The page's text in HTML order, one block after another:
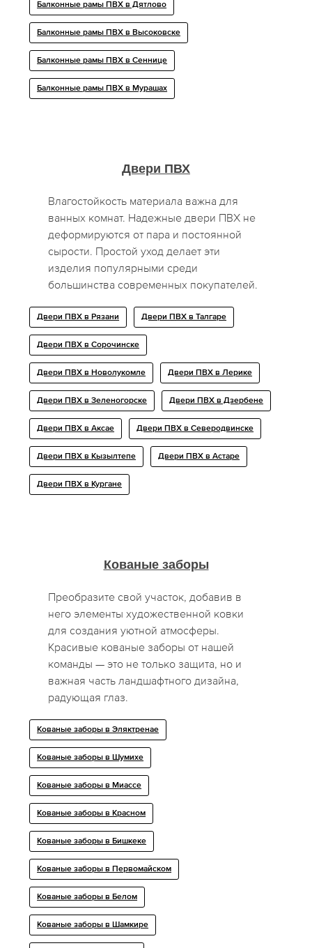
Балконные рамы ПВХ в Дятлово
Балконные рамы ПВХ в Высоковске
Балконные рамы ПВХ в Сеннице
Балконные рамы ПВХ в Мурашах
Двери ПВХ
Влагостойкость материала важна для
ванных комнат. Надежные двери ПВХ не
деформируются от пара и постоянной
сырости. Простой уход делает эти
изделия популярными среди
большинства современных покупателей.
Двери ПВХ в Рязани Двери ПВХ в Талгаре
Двери ПВХ в Сорочинске
Двери ПВХ в Новолукомле Двери ПВХ в Лерике
Двери ПВХ в Зеленогорске Двери ПВХ в Дзербене
Двери ПВХ в Аксае Двери ПВХ в Северодвинске
Двери ПВХ в Кызылтепе Двери ПВХ в Астаре
Двери ПВХ в Кургане
Кованые заборы
Преобразите свой участок, добавив в
него элементы художественной ковки
для создания уютной атмосферы.
Красивые кованые заборы от нашей
команды — это не только защита, но и
важная часть ландшафтного дизайна,
радующая глаз.
Кованые заборы в Эляктренае
Кованые заборы в Шумихе
Кованые заборы в Миассе
Кованые заборы в Красном
Кованые заборы в Бишкеке
Кованые заборы в Первомайском
Кованые заборы в Белом
Кованые заборы в Шамкире